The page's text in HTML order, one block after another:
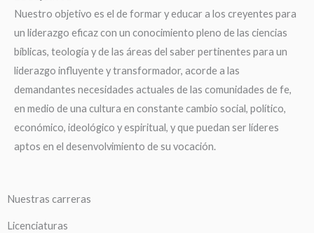
Nuestro objetivo es el de formar y educar a los creyentes para
un liderazgo eficaz con un conocimiento pleno de las ciencias
bíblicas, teología y de las áreas del saber pertinentes para un
liderazgo influyente y transformador, acorde a las
demandantes necesidades actuales de las comunidades de fe,
en medio de una cultura en constante cambio social, político,
económico, ideológico y espiritual, y que puedan ser líderes
aptos en el desenvolvimiento de su vocación.
Nuestras carreras
Licenciaturas